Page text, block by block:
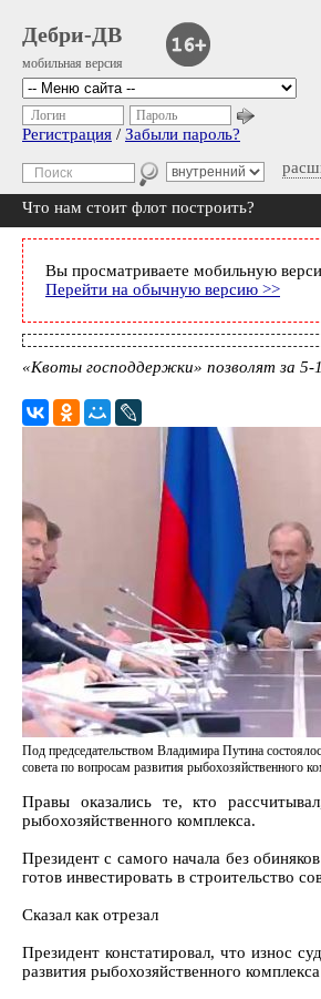
Дебри-ДВ
мобильная версия
Логин Пароль
Регистрация / Забыли пароль?
Что нам стоит флот построить?
Вы просматриваете мобильную
Перейти на обычную версию >>
«Квоты господдержки» позволят за
Под председательством Владимира Путина
совета по вопросам развития рыбохозяйственного
Правы оказались те, кто
рыбохозяйственного комплекса.
Президент с самого начала без
готов инвестировать в строительство
Сказал как отрезал
Президент констатировал, что износ
развития рыбохозяйственного